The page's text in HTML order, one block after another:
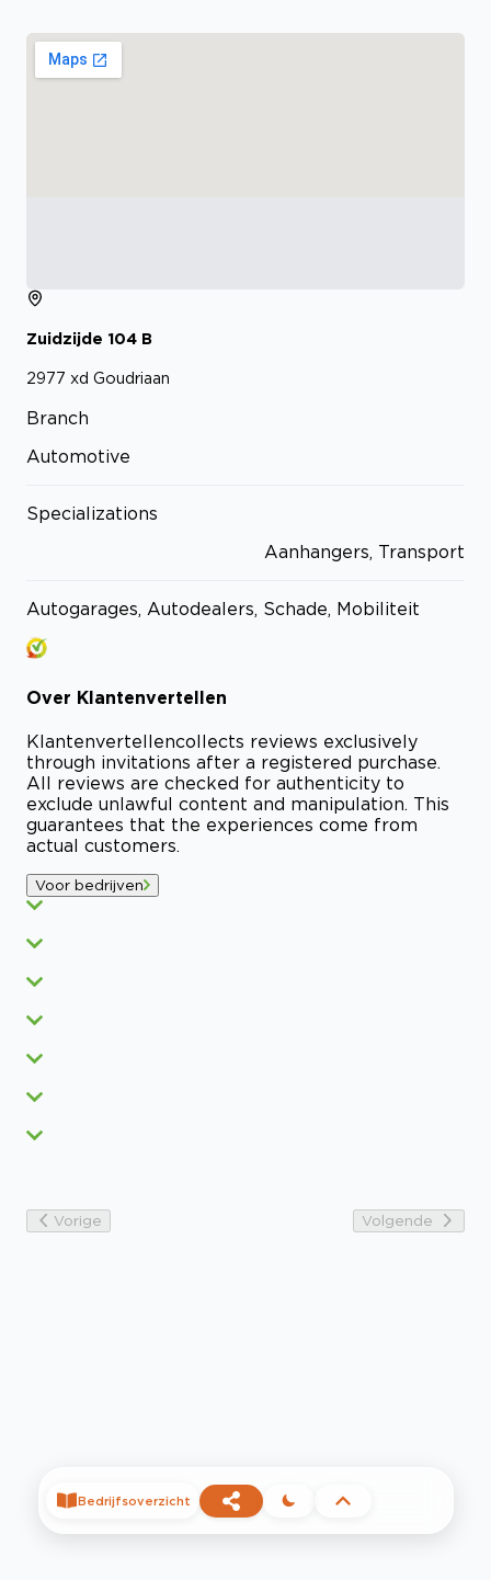
Zuidzijde 104 B
2977 xd Goudriaan
Branch
Automotive
Specializations
Aanhangers, Transport
Autogarages, Autodealers, Schade, Mobiliteit
Over Klantenvertellen
Klantenvertellencollects reviews exclusively
through invitations after a registered purchase.
All reviews are checked for authenticity to
exclude unlawful content and manipulation. This
guarantees that the experiences come from
actual customers.
Voor bedrijven
Vorige Volgende
Bedrijfsoverzicht